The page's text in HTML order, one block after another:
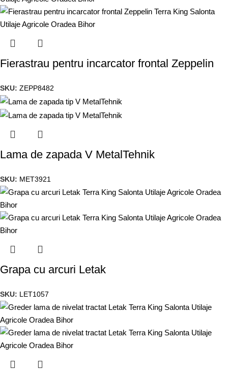
Fierastrau pentru incarcator frontal Zeppelin
SKU: ZEPP8482
Lama de zapada V MetalTehnik
SKU: MET3921
Grapa cu arcuri Letak
SKU: LET1057